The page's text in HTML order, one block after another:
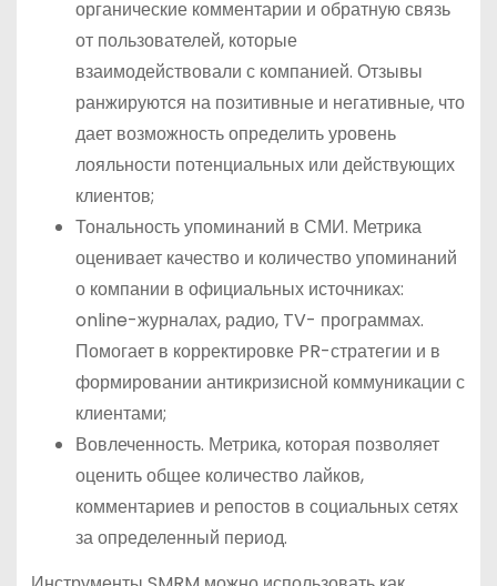
органические комментарии и обратную связь
от пользователей, которые
взаимодействовали с компанией. Отзывы
ранжируются на позитивные и негативные, что
дает возможность определить уровень
лояльности потенциальных или действующих
клиентов;
Тональность упоминаний в СМИ. Метрика
оценивает качество и количество упоминаний
о компании в официальных источниках:
online-журналах, радио, TV- программах.
Помогает в корректировке PR-стратегии и в
формировании антикризисной коммуникации с
клиентами;
Вовлеченность. Метрика, которая позволяет
оценить общее количество лайков,
комментариев и репостов в социальных сетях
за определенный период.